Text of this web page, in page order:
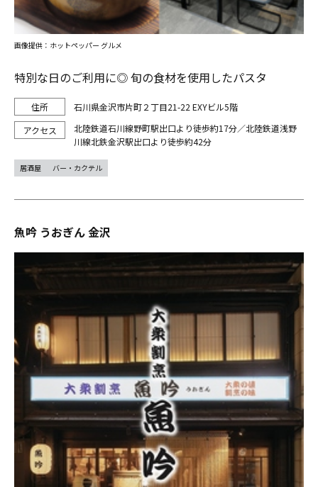
特別な日のご利用に◎ 旬の食材を使用したパスタ
石川県金沢市片町２丁目21-22 EXYビル5階
北陸鉄道石川線野町駅出口より徒歩約17分／北陸鉄道浅野
川線北鉄金沢駅出口より徒歩約42分
画像提供：ホットペッパー グルメ
居酒屋 バー・カクテル
魚吟 うおぎん 金沢